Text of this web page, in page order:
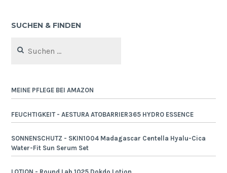
SUCHEN & FINDEN
nach:
MEINE PFLEGE BEI AMAZON
FEUCHTIGKEIT - AESTURA ATOBARRIER365 HYDRO ESSENCE
SONNENSCHUTZ - SKIN1004 Madagascar Centella Hyalu-Cica
Water-Fit Sun Serum Set